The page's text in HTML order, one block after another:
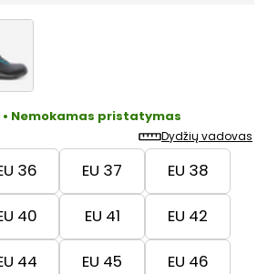
Nemokamas pristatymas
Dydžių vadovas
36 EU 37 EU 38
40 EU 41 EU 42
44 EU 45 EU 46